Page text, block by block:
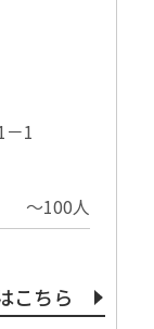
1
〜100⼈
こちら